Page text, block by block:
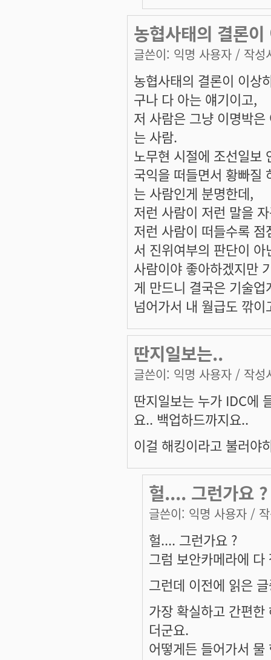
농협사태의 결론
글쓴이: 익명 사용자 / 작성
농협사태의 결론이 이상
구나 다 아는 얘기이고,
저 사람은 그냥 이명박
는 사람.
노무현 시절에 조선일보
국익을 떠들면서 황빠질
는 사람인게 분명한데,
저런 사람이 저런 말을
저런 사람이 떠들수록
서 진위여부의 판단이
사람이야 좋아하겠지만
게 만드니 결국은 기술
넘어가서 내 월급도 깎
딴지일보는..
글쓴이: 익명 사용자 / 작성
딴지일보는 누가 IDC에
요.. 백업하드까지요..
이걸 해킹이라고 불러야
헐.... 그런가요
글쓴이: 익명 사용자 /
헐.... 그런가요 ?
그럼 보안카메라에
그런데 이전에 읽은
가장 확실하고 간편
더군요.
어떻게든 들어가서